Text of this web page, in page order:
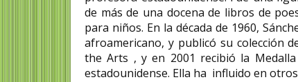
de más de una docena de libros de
para niños. En la década de 1960,
afroamericano, y publicó su colección
the Arts , y en 2001 recibió la
estadounidense. Ella ha influido en